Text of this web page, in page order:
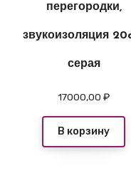
перегородки,
звукоизоляция
серая
17000,00₽
В корзину